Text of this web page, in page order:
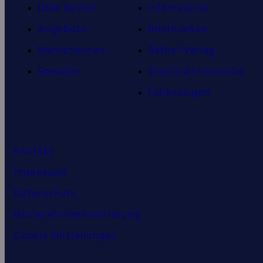
Über Bethel
Angebote
Menschennah
Spenden
Infomaterial
Briefmarken
Bethel-Verlag
Organisationssuche
Füllanzeigen
Kontakt
Impressum
Datenschutz
Barrierefreiheitserklärung
Cookie Einstellungen